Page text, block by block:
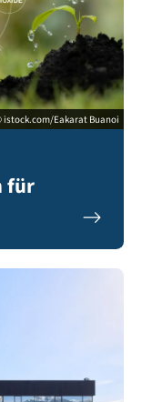
istock.com/Eakarat Buanoi
für